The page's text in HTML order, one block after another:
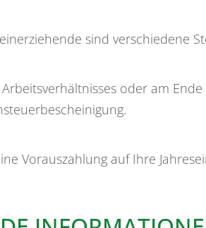
sind verschiedene
oder am
Vorauszahlung auf Ihre